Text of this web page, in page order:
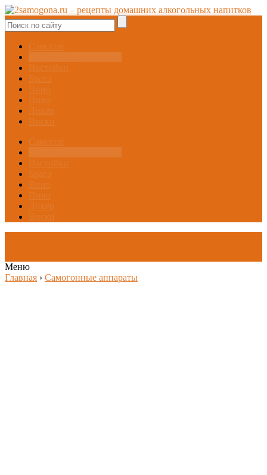
Самогон
Настойки
Брага
Вино
Пиво
Ликёр
Виски
Самогон
Настойки
Брага
Вино
Пиво
Ликёр
Виски
Меню
Главная › Самогонные аппараты